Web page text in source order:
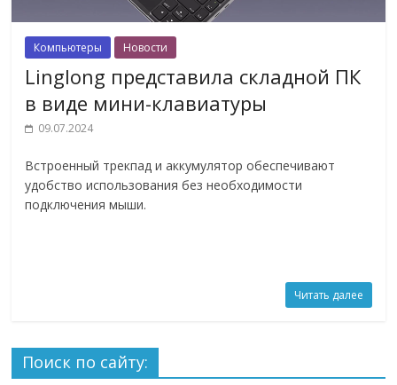
Компьютеры Новости
Linglong представила складной ПК
в виде мини-клавиатуры
09.07.2024
Встроенный трекпад и аккумулятор обеспечивают
удобство использования без необходимости
подключения мыши.
Читать далее
Поиск по сайту: